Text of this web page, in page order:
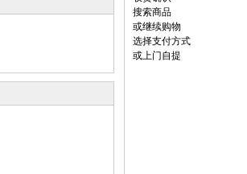
搜索商品
或继续购物
选择支付方式
或上门自提